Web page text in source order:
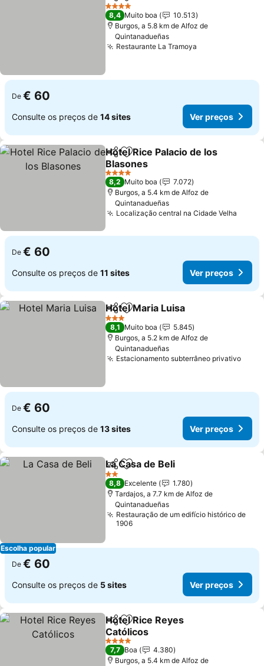
4 Estrelas
8,4 Muito boa
10.513
Burgos, a 5.8 km de Alfoz de
Quintanadueñas
Restaurante La Tramoya
De € 60
Consulte os preços de 14 sites Ver preços
PartilharAdicionar aos favoritos
Hotel Rice Palacio de los
Blasones
Ver preços
4 Estrelas
8,2 Muito boa
7.072
Burgos, a 5.4 km de Alfoz de
Quintanadueñas
Localização central na Cidade Velha
De € 60
Consulte os preços de 11 sites Ver preços
PartilharAdicionar aos favoritos
Hotel Maria Luisa
3 Estrelas
8,1 Muito boa
5.845
Burgos, a 5.2 km de Alfoz de
Quintanadueñas
Estacionamento subterrâneo privativoVer
De € 60
Consulte os preços de 13 sites Ver preços
Escolha popular
PartilharAdicionar aos favoritos
La Casa de Beli
2 Estrelas
8,8 Excelente
1.780
Tardajos, a 7.7 km de Alfoz de
Quintanadueñas
Restauração de um edifício histórico de
1906
De € 60
Consulte os preços de 5 sites Ver preços
PartilharAdicionar aos favoritos
Hotel Rice Reyes
Católicos
Ver preços
4 Estrelas
7,7 Boa
4.380
Burgos, a 5.4 km de Alfoz de